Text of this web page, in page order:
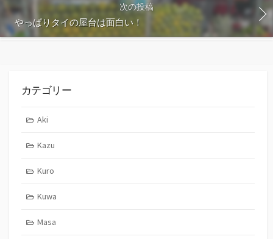
次の投稿
やっぱりタイの屋台は面白い！
カテゴリー
Aki
Kazu
Kuro
Kuwa
Masa